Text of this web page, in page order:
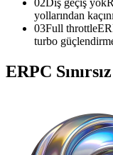
yollarından
03Full throttle
turbo
ERPC